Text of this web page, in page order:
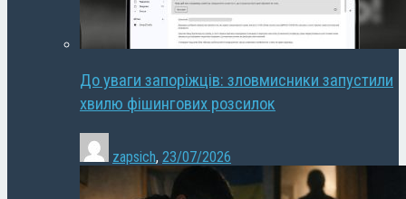
До уваги запоріжців: зловмисники запустили
хвилю фішингових розсилок
zapsich, 23/07/2026